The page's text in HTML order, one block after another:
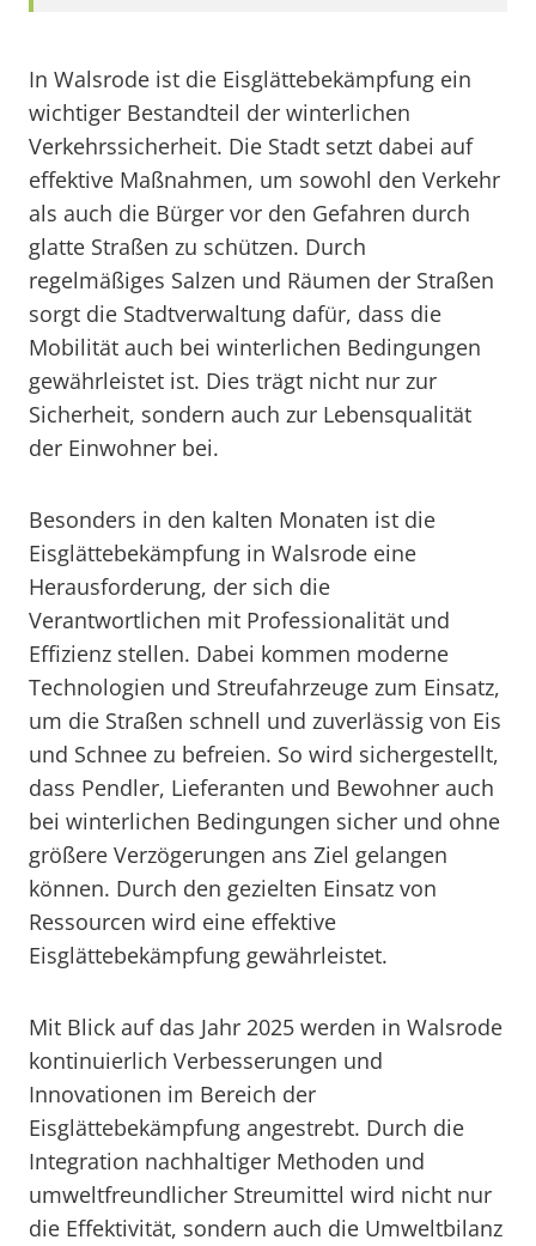
In Walsrode ist die Eisglättebekämpfung ein
wichtiger Bestandteil der winterlichen
Verkehrssicherheit. Die Stadt setzt dabei auf
effektive Maßnahmen, um sowohl den Verkehr
als auch die Bürger vor den Gefahren durch
glatte Straßen zu schützen. Durch
regelmäßiges Salzen und Räumen der Straßen
sorgt die Stadtverwaltung dafür, dass die
Mobilität auch bei winterlichen Bedingungen
gewährleistet ist. Dies trägt nicht nur zur
Sicherheit, sondern auch zur Lebensqualität
der Einwohner bei.
Besonders in den kalten Monaten ist die
Eisglättebekämpfung in Walsrode eine
Herausforderung, der sich die
Verantwortlichen mit Professionalität und
Effizienz stellen. Dabei kommen moderne
Technologien und Streufahrzeuge zum Einsatz,
um die Straßen schnell und zuverlässig von Eis
und Schnee zu befreien. So wird sichergestellt,
dass Pendler, Lieferanten und Bewohner auch
bei winterlichen Bedingungen sicher und ohne
größere Verzögerungen ans Ziel gelangen
können. Durch den gezielten Einsatz von
Ressourcen wird eine effektive
Eisglättebekämpfung gewährleistet.
Mit Blick auf das Jahr 2025 werden in Walsrode
kontinuierlich Verbesserungen und
Innovationen im Bereich der
Eisglättebekämpfung angestrebt. Durch die
Integration nachhaltiger Methoden und
umweltfreundlicher Streumittel wird nicht nur
die Effektivität, sondern auch die Umweltbilanz